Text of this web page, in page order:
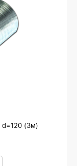
d=120 (3м)